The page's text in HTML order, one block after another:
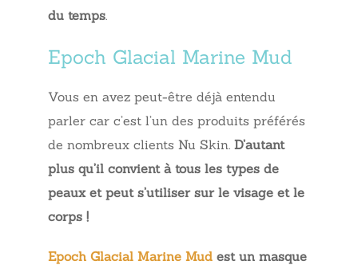
du temps.
Epoch Glacial Marine Mud
Vous en avez peut-être déjà entendu
parler car c’est l’un des produits préférés
de nombreux clients Nu Skin. D’autant
plus qu’il convient à tous les types de
peaux et peut s’utiliser sur le visage et le
corps !
Epoch Glacial Marine Mud est un masque